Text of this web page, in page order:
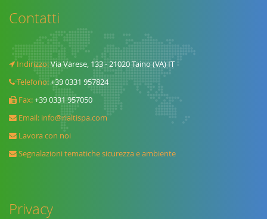
Contatti
Indirizzo:Via Varese, 133 - 21020 Taino (VA) IT
Telefono:+39 0331 957824
Fax:+39 0331 957050
Email: info@rialtispa.com
Lavora con noi
Segnalazioni tematiche sicurezza e ambiente
Privacy